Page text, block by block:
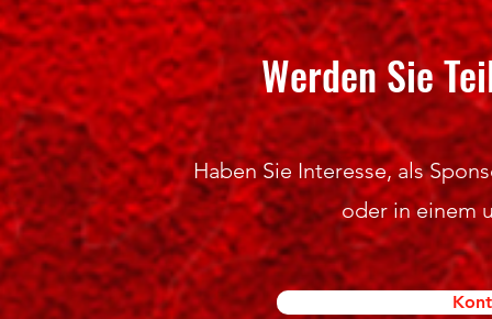
Werden Sie
Haben Sie Interesse, als
oder in einem